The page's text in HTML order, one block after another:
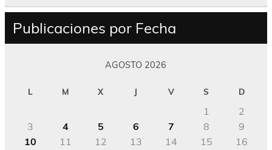
Publicaciones por Fecha
AGOSTO 2026
L M X J V S D
1
2
3
4 5 6 7 8
9
10
11 12 13 14 15
16